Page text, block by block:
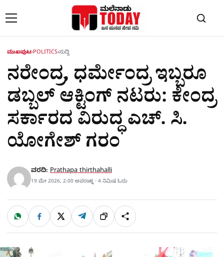
ಮುಖಪುಟ›POLITICS›ಸುದ್ದಿ
ನರೇಂದ್ರ, ಧರ್ಮೇಂದ್ರ ಇಬ್ಬರೂ
ಡಬ್ಬಲ್ ಆಕ್ಟಿಂಗ್ ನಟರು: ಕೇಂದ್ರ
ಸರ್ಕಾರದ ವಿರುದ್ಧ ಎಚ್. ಸಿ.
ಯೋಗೇಶ್ ಗರಂ
ವರದಿ: Prathapa thirthahalli
19 ಮೇ 2026, 2:00 ಅಪರಾಹ್ನ · 4 ನಿಮಿಷ ಓದು
ಹಂಚಿಕೊಳ್ಳಿ
W
a
t
p
p
F
c
e
X T
l
e
ಲಿಂ
ಕ್
S
h